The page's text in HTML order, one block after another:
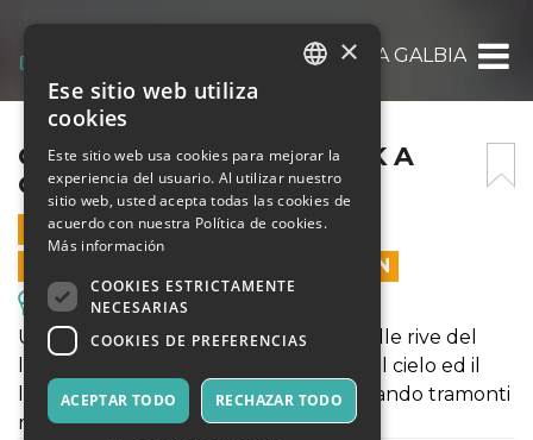
CAMPO DI ZUCCHE U-PICK A GALBIATE 19
CAMPO DI ZUCCHE U-PICK A
GALBIATE 19 SETTEMBRE
19 SEPTIEMBRE 2022 - 16:30
LAS VENTAS EN LÍNEA TERMINARON
Excursiones y Visitas Guiadas
Un divertentissimo pumpkin-patch sulle rive del
lago di Annone. A fine giornata anche il cielo ed il
lago i colorano di arancio e rosso regalando tramonti
mozzafiato.
SPANISH
×
Ese sitio web utiliza
cookies
Este sitio web usa cookies para mejorar la
experiencia del usuario. Al utilizar nuestro
sitio web, usted acepta todas las cookies de
acuerdo con nuestra Política de cookies.
Más información
COOKIES ESTRICTAMENTE
NECESARIAS
COOKIES DE PREFERENCIAS
ACEPTAR TODO RECHAZAR TODO